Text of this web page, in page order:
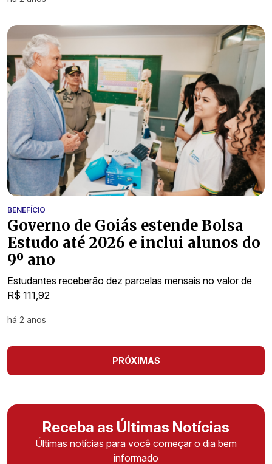
BENEFÍCIO
Governo de Goiás estende Bolsa
Estudo até 2026 e inclui alunos do
9º ano
Estudantes receberão dez parcelas mensais no valor de
R$ 111,92
há 2 anos
PRÓXIMAS
Receba as Últimas Notícias
Últimas notícias para você começar o dia bem
informado